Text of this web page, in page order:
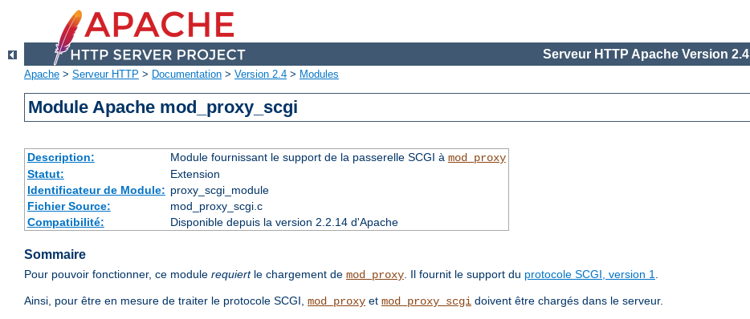
Serveur HTTP Apache Version 2.4
Apache > Serveur HTTP > Documentation > Version 2.4 > Modules
Module Apache mod_proxy_scgi
Description: Module fournissant le support de la passerelle SCGI à mod_proxy
Statut:
Extension
Identificateur de Module: proxy_scgi_module
Fichier Source:
mod_proxy_scgi.c
Compatibilité:
Disponible depuis la version 2.2.14 d'Apache
Sommaire
Pour pouvoir fonctionner, ce module requiertle chargement de mod_proxy. Il fournit le support du protocole SCGI, version 1.
Ainsi, pour être en mesure de traiter le protocole SCGI, mod_proxy et mod_proxy_scgi doivent être chargés dans le serveur.